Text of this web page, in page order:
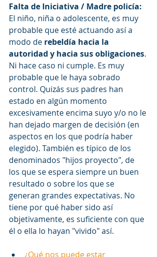
Falta de Iniciativa / Madre policía:
El niño, niña o adolescente, es muy
probable que esté actuando así a
modo de rebeldía hacia la
autoridad y hacia sus obligaciones.
Ni hace caso ni cumple. Es muy
probable que le haya sobrado
control. Quizás sus padres han
estado en algún momento
excesivamente encima suyo y/o no le
han dejado margen de decisión (en
aspectos en los que podría haber
elegido). También es típico de los
denominados "hijos proyecto", de
los que se espera siempre un buen
resultado o sobre los que se
generan grandes expectativas. No
tiene por qué haber sido así
objetivamente, es suficiente con que
él o ella lo hayan "vivido" así.
¿Qué nos puede estar